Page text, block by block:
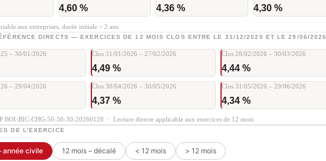
4,60 % 4,36 % 4,30 %
aux entreprises, durée initiale > 2 ans
DIRECTS — EXERCICES DE 12 MOIS CLOS ENTRE LE 31/12/2025 ET LE 29/06/2026
– 30/01/2026 Clos 31/01/2026 – 27/02/2026
4,49 %
Clos 28/02/2026 – 30/03/2026
4,44 %
– 29/04/2026 Clos 30/04/2026 – 30/05/2026
4,37 %
Clos 31/05/2026 – 29/06/2026
4,34 %
BOI-BIC-CHG-50-50-30-20260128 · Lecture directe applicable aux exercices de 12 mois
DE L'EXERCICE
année civile 12 mois – décalé < 12 mois
> 12 mois